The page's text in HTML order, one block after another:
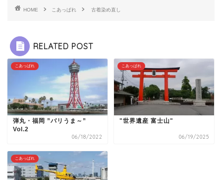
HOME こあっぱれ 古着染め直し
RELATED POST
こあっぱれ
弾丸・福岡 ”バリうま～”
Vol.2
06/18/2022
こあっぱれ
"世界遺産 富士山"
06/19/2025
こあっぱれ